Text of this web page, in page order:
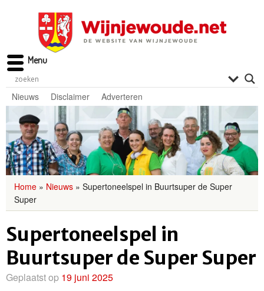
Nieuws Disclaimer Adverteren
Home » Nieuws » Supertoneelspel in Buurtsuper de Super
Super
Supertoneelspel in
Buurtsuper de Super Super
Geplaatst op 19 juni 2025
Menu